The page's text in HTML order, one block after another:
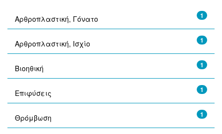
1
Αρθροπλαστική, Γόνατο
1
Αρθροπλαστική, Ισχίο
1
Βιοηθική
1
Επιφύσεις
1
Θρόμβωση